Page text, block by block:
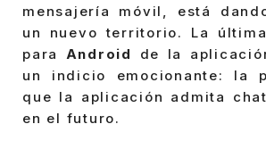
mensajería móvil, está
un nuevo territorio. La
para Android
de la
un indicio emocionante: la
que la aplicación admita
en el futuro.